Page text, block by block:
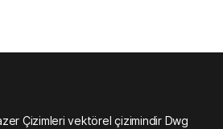
Çizimleri vektörel çizimindir Dwg